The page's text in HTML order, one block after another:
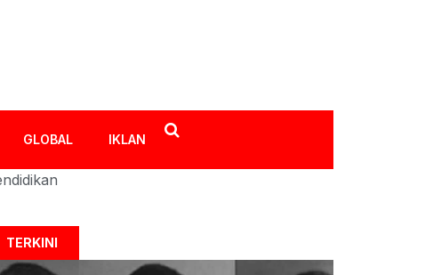
GLOBAL IKLAN
TERKINI